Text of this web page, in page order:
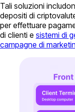
Tali soluzioni
depositi di
per effettuare
di clienti e sistemi di
campagne di